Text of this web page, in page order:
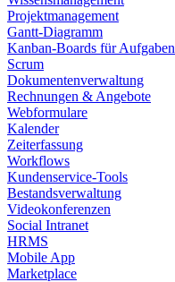
Projektmanagement
Gantt-Diagramm
Kanban-Boards für Aufgaben
Scrum
Dokumentenverwaltung
Rechnungen & Angebote
Webformulare
Kalender
Zeiterfassung
Workflows
Kundenservice-Tools
Bestandsverwaltung
Videokonferenzen
Social Intranet
HRMS
Mobile App
Marketplace